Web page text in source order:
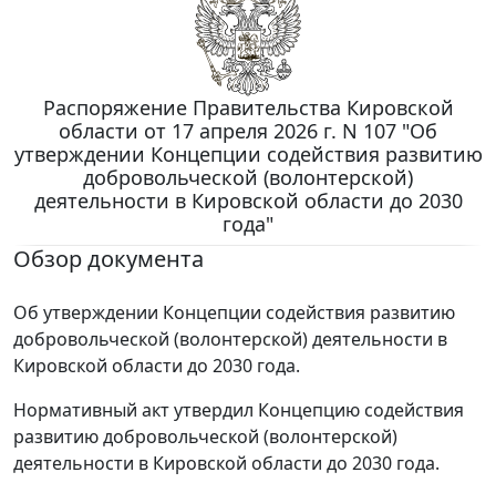
Распоряжение Правительства Кировской
области от 17 апреля 2026 г. N 107 "Об
утверждении Концепции содействия развитию
добровольческой (волонтерской)
деятельности в Кировской области до 2030
года"
Обзор документа
Об утверждении Концепции содействия развитию
добровольческой (волонтерской) деятельности в
Кировской области до 2030 года.
Нормативный акт утвердил Концепцию содействия
развитию добровольческой (волонтерской)
деятельности в Кировской области до 2030 года.